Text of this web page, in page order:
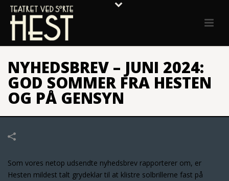
NYHEDSBREV – JUNI 2024:
GOD SOMMER FRA HESTEN
OG PÅ GENSYN
Som vores netop udsendte nyhedsbrev rapporterer om, er
Hesten mildest talt grydeklar til at klistre solbrillerne fast på